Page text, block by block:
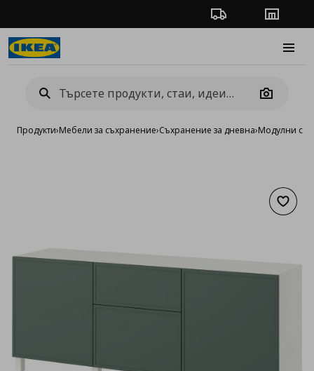
Проследяване на
Camera
Продукти›Мебели за съхранение›Съхранение за дневна›Модулни